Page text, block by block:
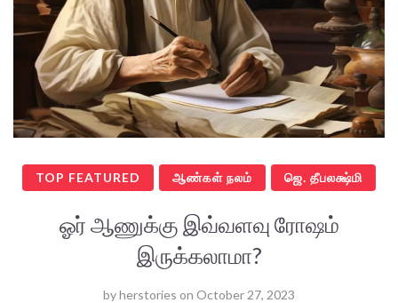
TOP FEATURED ஆண்கள் நலம் ஜெ. தீபலக்ஷ்மி
ஓர் ஆணுக்கு இவ்வளவு ரோஷம்
இருக்கலாமா?
byherstories on October 27, 2023